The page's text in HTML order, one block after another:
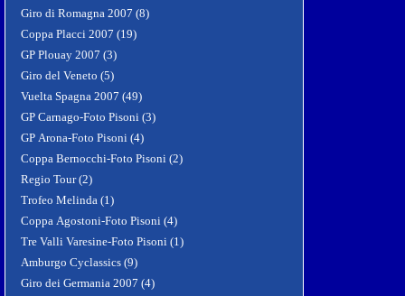
Giro di Romagna 2007 (8)
Coppa Placci 2007 (19)
GP Plouay 2007 (3)
Giro del Veneto (5)
Vuelta Spagna 2007 (49)
GP Carnago-Foto Pisoni (3)
GP Arona-Foto Pisoni (4)
Coppa Bernocchi-Foto Pisoni (2)
Regio Tour (2)
Trofeo Melinda (1)
Coppa Agostoni-Foto Pisoni (4)
Tre Valli Varesine-Foto Pisoni (1)
Amburgo Cyclassics (9)
Giro dei Germania 2007 (4)